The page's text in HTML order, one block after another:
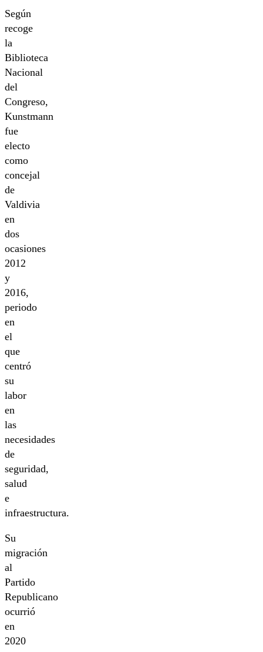
Según
recoge
la
Biblioteca
Nacional
del
Congreso,
Kunstmann
fue
electo
como
concejal
de
Valdivia
en
dos
ocasiones
2012
y
2016,
periodo
en
el
que
centró
su
labor
en
las
necesidades
de
seguridad,
salud
e
infraestructura.
Su
migración
al
Partido
Republicano
ocurrió
en
2020